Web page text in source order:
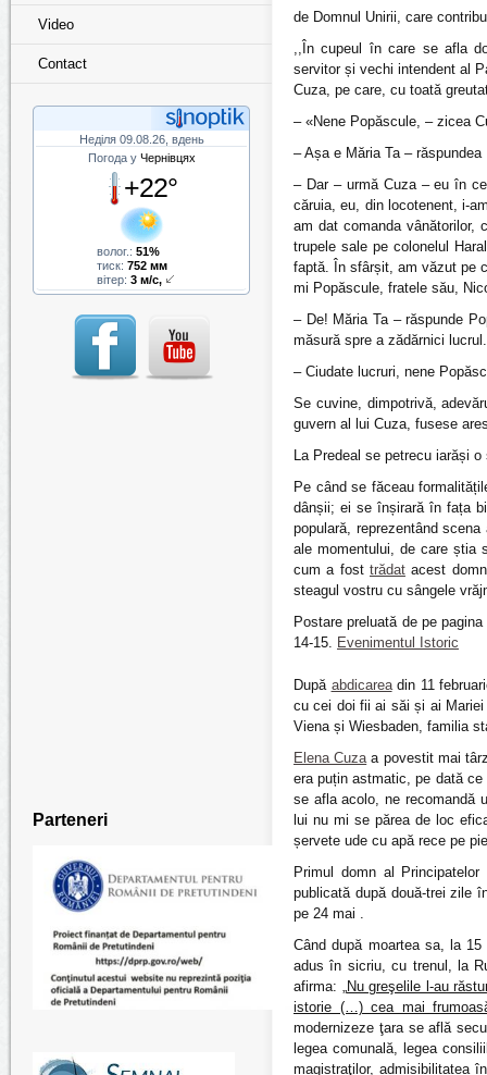
Video
Contact
Неділя 09.08.26, вдень
Погода у Чернівцях
+22°
волог.: 51%
тиск: 752 мм
вітер: 3 м/с,
Parteneri
de Domnul Unirii, care
,,În cupeul în care se afla
servitor și vechi intendent al
Cuza, pe care, cu toată
– «Nene Popăscule, – zicea
– Așa e Măria Ta –
– Dar – urmă Cuza – eu în
căruia, eu, din locotenent, i-
am dat comanda vânătorilor,
trupele sale pe colonelul
faptă. În sfârșit, am văzut pe
mi Popăscule, fratele său,
– De! Măria Ta – răspunde
măsură spre a zădărnici lucrul.
– Ciudate lucruri, nene
Se cuvine, dimpotrivă,
guvern al lui Cuza, fusese
La Predeal se petrecu iarăși
Pe când se făceau
dânșii; ei se înșirară în fața
populară, reprezentând
ale momentului, de care știa
cum a fost trădatacest
steagul vostru cu sângele
Postare preluată de pe
14-15. Evenimentul Istoric
După abdicareadin 11
cu cei doi fii ai săi și ai
Viena și Wiesbaden, familia
Elena Cuzaa povestit mai
era puțin astmatic, pe dată
se afla acolo, ne recomandă
lui nu mi se părea de loc
șervete ude cu apă rece pe
Primul domn al
publicată după două-trei zile
pe 24 mai .
Când după moartea sa, la
adus în sicriu, cu trenul, la
afirma: „Nu greşelile l-au
istorie (…) cea mai
modernizeze ţara se află
legea comunală, legea
magistraţilor, admisibilitatea